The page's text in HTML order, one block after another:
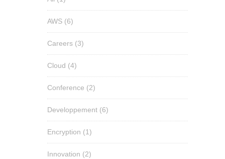
AWS (6)
Careers (3)
Cloud (4)
Conference (2)
Developpement (6)
Encryption (1)
Innovation (2)